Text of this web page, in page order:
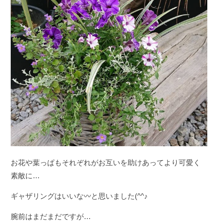
お花や葉っぱもそれぞれがお互いを助けあってより可愛く
素敵に…
ギャザリングはいいな〰️と思いました(^^♪
腕前はまだまだですが…